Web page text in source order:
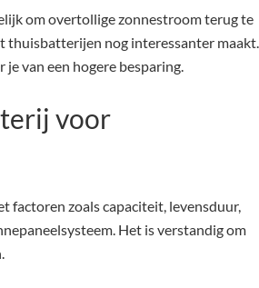
om overtollige zonnestroom terug te
thuisbatterijen nog interessanter maakt.
van een hogere besparing.
voor
factoren zoals capaciteit, levensduur,
Het is verstandig om